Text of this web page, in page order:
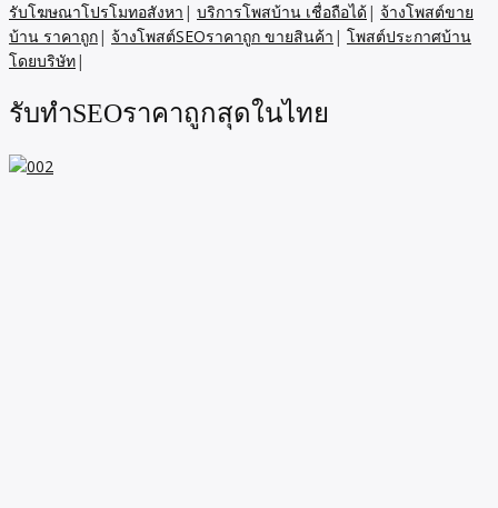
รับโฆษณาโปรโมทอสังหา | บริการโพสบ้าน เชื่อถือได้| จ้างโพสต์ขาย
บ้าน ราคาถูก| จ้างโพสต์SEOราคาถูก ขายสินค้า | โพสต์ประกาศบ้าน
โดยบริษัท|
รับทำSEOราคาถูกสุดในไทย